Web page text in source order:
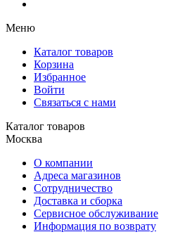
Меню
Каталог товаров
Корзина
Избранное
Войти
Связаться с нами
Каталог товаров
Москва
О компании
Адреса магазинов
Сотрудничество
Доставка и сборка
Сервисное обслуживание
Информация по возврату